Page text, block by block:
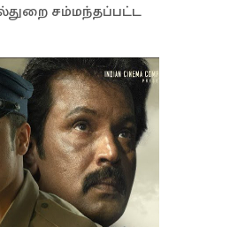
சம்மந்தப்பட்ட